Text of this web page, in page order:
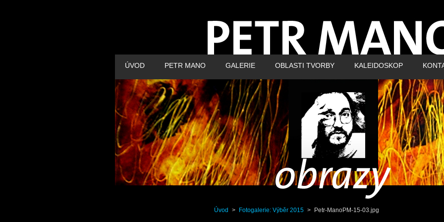
Úvod > Fotogalerie: Výběr 2015 > Petr-ManoPM-15-03.jpg
ÚVOD PETR MANO GALERIE OBLASTI TVORBY KALEIDOSKOP